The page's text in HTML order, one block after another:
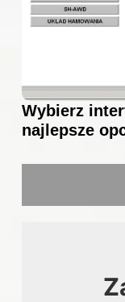
Wybierz
najlepsze